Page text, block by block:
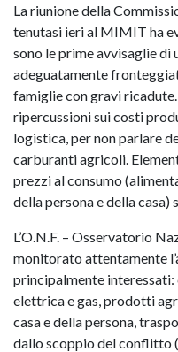
La riunione della
tenutasi ieri al MIMIT ha
sono le prime avvisaglie di
adeguatamente
famiglie con gravi
ripercussioni sui costi
logistica, per non parlare
carburanti agricoli.
prezzi al consumo
della persona e della casa)
L’O.N.F. – Osservatorio
monitorato attentamente
principalmente
elettrica e gas, prodotti
casa e della persona,
dallo scoppio del conflitto